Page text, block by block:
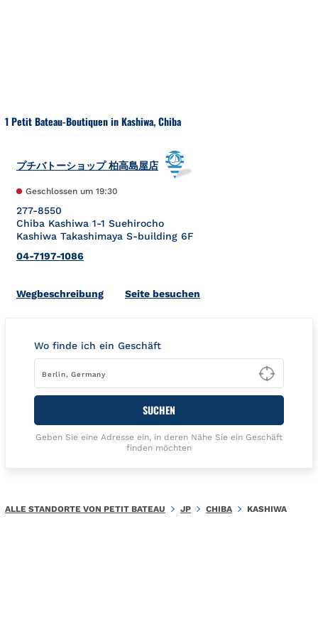
1 Petit Bateau-Boutiquen in Kashiwa, Chiba
プチバトーショップ 柏高島屋店
Geschlossen um 19:30
277-8550
Chiba Kashiwa 1-1 Suehirocho
Kashiwa Takashimaya S-building 6F
04-7197-1086
WegbeschreibungLink Opens in New Tab
Seite besuchen
Wo finde ich ein Geschäft
Type
SUCHEN
Geben Sie eine Adresse ein, in deren Nähe Sie ein Geschäft
finden möchten
ALLE STANDORTE VON PETIT BATEAU JP CHIBA KASHIWA